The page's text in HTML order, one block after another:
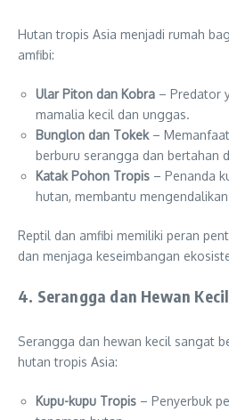
Hutan tropis Asia menjadi rumah
amfibi:
Ular Piton dan Kobra – Predator
mamalia kecil dan unggas.
Bunglon dan Tokek–
berburu serangga dan bertahan
Katak Pohon Tropis – Penanda
hutan, membantu
Reptil dan amfibi memiliki peran
dan menjaga keseimbangan
4. Serangga dan Hewan Kecil
Serangga dan hewan kecil sangat
hutan tropis Asia:
Kupu-kupu Tropis – Penyerbuk